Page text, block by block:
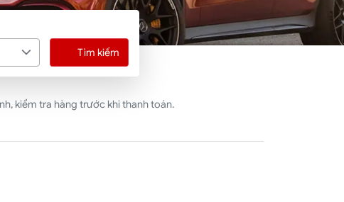
Tìm kiếm
kiểm tra hàng trước khi thanh toán.